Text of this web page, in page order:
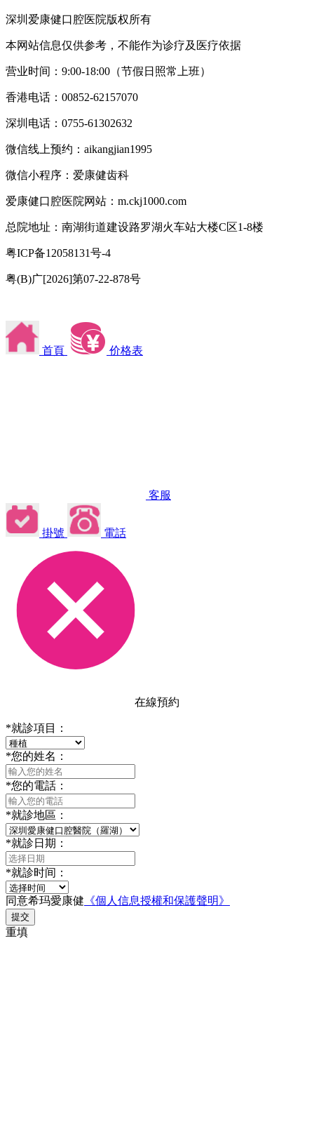
深圳爱康健口腔医院版权所有
本网站信息仅供参考，不能作为诊疗及医疗依据
营业时间：9:00-18:00（节假日照常上班）
香港电话：00852-62157070
深圳电话：0755-61302632
微信线上预约：aikangjian1995
微信小程序：爱康健齿科
爱康健口腔医院网站：m.ckj1000.com
总院地址：南湖街道建设路罗湖火车站大楼C区1-8楼
粤ICP备12058131号-4
粤(B)广[2026]第07-22-878号
首頁 价格表
客服
掛號 電話
在線預約
*就診項目：
*您的姓名：
*您的電話：
*就診地區：
*就診日期：
*就診时间：
同意希玛愛康健 《個人信息授權和保護聲明》
提交
重填